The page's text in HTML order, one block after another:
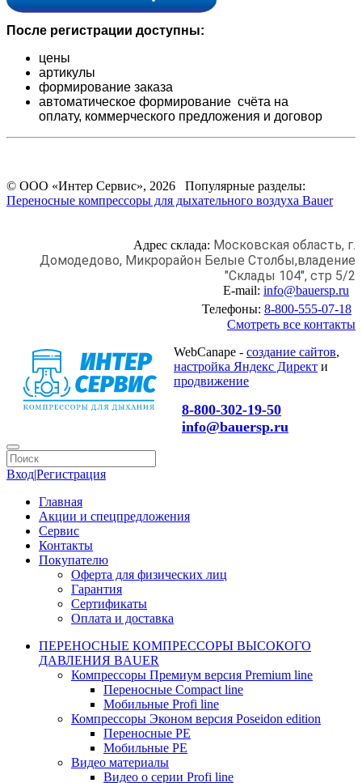
После регистрации доступны:
цены
артикулы
формирование заказа
автоматическое формирование счёта на
оплату, коммерческого предложения и договор
© ООО «Интер Сервис», 2026 Популярные разделы:
Переносные компрессоры для дыхательного воздуха Bauer
Адрес склада: Московская область, г.
Домодедово, Микрорайон Белые Столбы,владение
"Склады 104", стр 5/2
E-mail: info@bauersp.ru
Телефоны: 8-800-555-07-18
Смотреть все контакты
WebCanape - создание сайтов,
настройка Яндекс Директ и
продвижение
8-800-302-19-50
info@bauersp.ru
Вход|Регистрация
Главная
Акции и спецпредложения
Сервис
Контакты
Покупателю
Оферта для физических лиц
Гарантия
Сертификаты
Оплата и доставка
ПЕРЕНОСНЫЕ КОМПРЕССОРЫ ВЫСОКОГО
ДАВЛЕНИЯ BAUER
Компрессоры Премиум версия Premium line
Переносные Compact line
Мобильные Profi line
Компрессоры Эконом версия Poseidon edition
Переносные PE
Мобильные PE
Видео материалы
Видео о серии Profi line